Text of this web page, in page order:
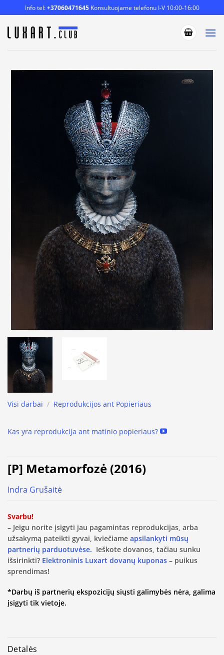
to
content
Info tel:+37060471645Konsultuojame telefonu I-V 10:00-16:00
Visi darbai / Reprodukcijos ant Popieriaus
Kas yra reprodukcija ant matinio popieriaus?
[P] Metamorfozė (2016)
Indra Grušaitė
Svarbu!
– Jeigu norite įsigyti jau pagamintas reprodukcijas, arba
užsakymą pateikti gyvai, kviečiame apsilankyti mūsų
partnerių parduotuvėse. Ieškote dovanos, tačiau sunku
išsirinkti? Elektroninis Luxart dovanų kuponas – puikus
sprendimas!
*Darbų iš partnerių ekspozicijų siųsti galimybės nėra, galima
įsigyti tik vietoje.
Detalės